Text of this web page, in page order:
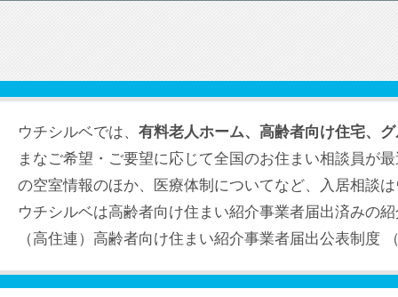
ウチシルベでは、 有料老人ホーム、高齢者向け住宅、
まなご希望・ご要望に応じて全国のお住まい相談員が
の空室情報のほか、医療体制についてなど、入居相談
ウチシルベは高齢者向け住まい紹介事業者届出済みの
（高住連）高齢者向け住まい紹介事業者届出公表制度